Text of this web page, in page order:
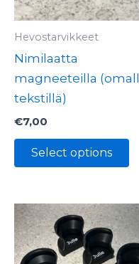
Hevostarvikkeet
Nimilaatta
magneeteilla
tekstillä)
€7,00
Select options